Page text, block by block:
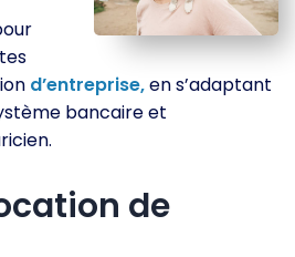
d’entreprise,en s’adaptant
bancaire et
de